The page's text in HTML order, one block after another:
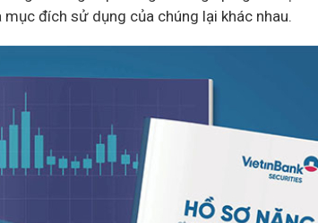
đích sử dụng của chúng lại khác nhau.